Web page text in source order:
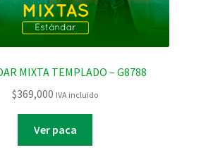
MIXTA TEMPLADO – G8788
$369,000 IVA incluido
Ver paca